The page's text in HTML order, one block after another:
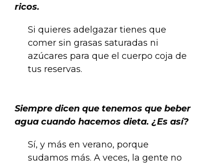
ricos.
Si quieres adelgazar tienes que
comer sin grasas saturadas ni
azúcares para que el cuerpo coja de
tus reservas.
Siempre dicen que tenemos que beber
agua cuando hacemos dieta. ¿Es así?
Sí, y más en verano, porque
sudamos más. A veces, la gente no